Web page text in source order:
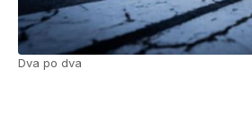
Dva po dva